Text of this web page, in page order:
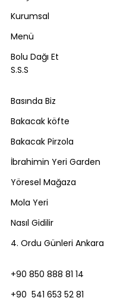
Kurumsal
Menü
Bolu Dağı Et
S.S.S
Basında Biz
Bakacak köfte
Bakacak Pirzola
İbrahimin Yeri Garden
Yöresel Mağaza
Mola Yeri
Nasıl Gidilir
4. Ordu Günleri Ankara
+90 850 888 81 14
+90 541 653 52 81